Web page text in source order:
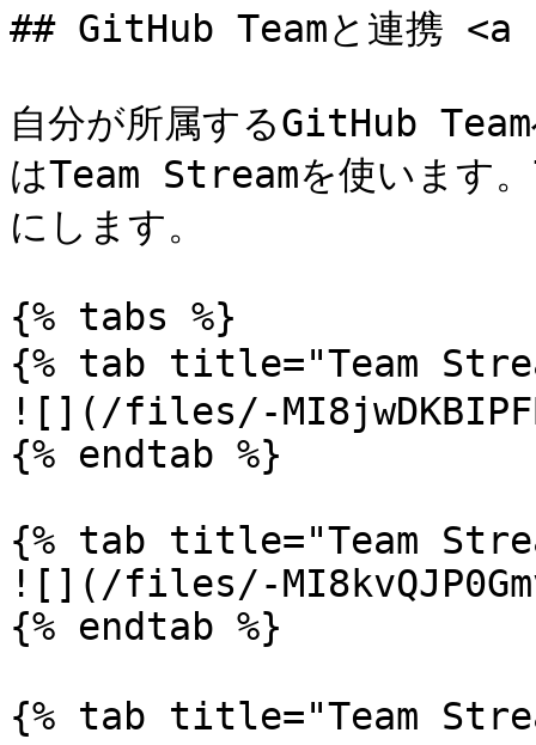
## GitHub Teamと連携
自分が所属するGitHub
はTeam Streamを使います
にします。
{% tabs %}
{% tab title="Team
![](/files/-
{% endtab %}
{% tab title="Team
![](/files/-
{% endtab %}
{% tab title="Team